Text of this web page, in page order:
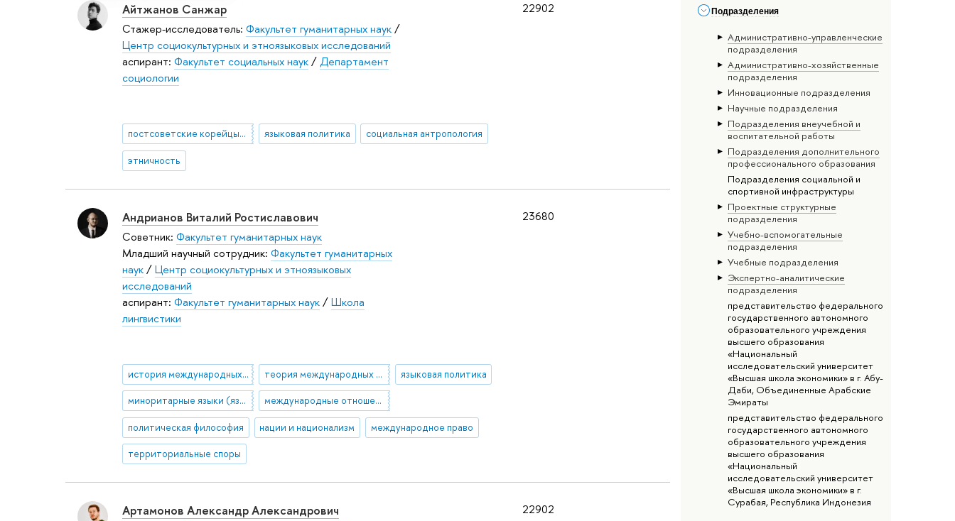
Подразделения
Административно-управленческие
подразделения
Административно-хозяйственные
подразделения
Инновационные подразделения
Научные подразделения
Подразделения внеучебной и
воспитательной работы
Подразделения дополнительного
профессионального образования
Подразделения социальной и
спортивной инфраструктуры
Проектные структурные
подразделения
Учебно-вспомогательные
подразделения
Учебные подразделения
Экспертно-аналитические
подразделения
представительство федерального
государственного автономного
образовательного учреждения
высшего образования
«Национальный
исследовательский университет
«Высшая школа экономики» в г. Абу-
Даби, Объединенные Арабские
Эмираты
представительство федерального
государственного автономного
образовательного учреждения
высшего образования
«Национальный
исследовательский университет
«Высшая школа экономики» в г.
Сурабая, Республика Индонезия
22902
Айтжанов Санжар
Стажер-исследователь: Факультет гуманитарных наук/
Центр социокультурных и этноязыковых исследований
аспирант: Факультет социальных наук/Департамент
социологии
постсоветские корейцы/коре-сарам/коре-ин языковая политика социальная антропология
этничность
23680
Андрианов Виталий Ростиславович
Советник: Факультет гуманитарных наук
Младший научный сотрудник: Факультет гуманитарных
наук/Центр социокультурных и этноязыковых
исследований
аспирант: Факультет гуманитарных наук/Школа
лингвистики
история международных отношений теория международных отношений языковая политика
миноритарные языки (языки меньшинств) международные отношения
политическая философия нации и национализм международное право
территориальные споры
22902
Артамонов Александр Александрович